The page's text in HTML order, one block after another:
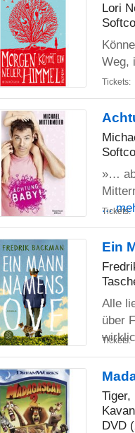
Lori
Weg,
Tickets:
»…
...
Tickets:
Ein
Alle
über
Tickets:
DVD